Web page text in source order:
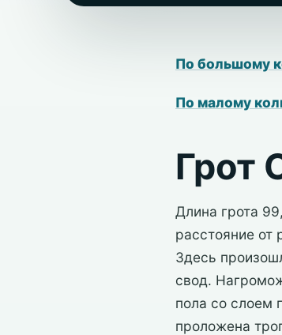
По большому
По малому
Грот
Длина грота
расстояние от
Здесь
свод.
пола со слоем
проложена